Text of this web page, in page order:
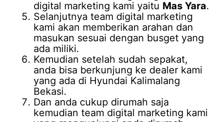
digital marketing kami yaitu Mas Yara.
Selanjutnya team digital marketing
kami akan memberikan arahan dan
masukan sesuai dengan busget yang
ada miliki.
Kemudian setelah sudah sepakat,
anda bisa berkunjung ke dealer kami
yang ada di Hyundai Kalimalang
Bekasi.
Dan anda cukup dirumah saja
kemudian team digital marketing kami